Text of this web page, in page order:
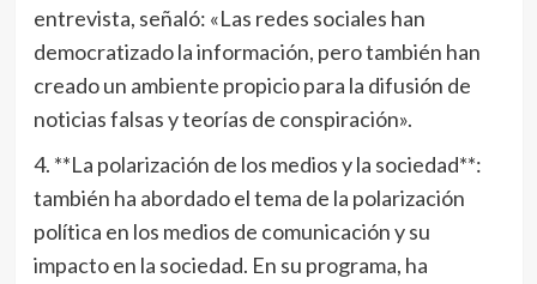
entrevista, señaló: «Las redes sociales han
democratizado la información, pero también han
creado un ambiente propicio para la difusión de
noticias falsas y teorías de conspiración».
4. **La polarización de los medios y la sociedad**:
también ha abordado el tema de la polarización
política en los medios de comunicación y su
impacto en la sociedad. En su programa, ha